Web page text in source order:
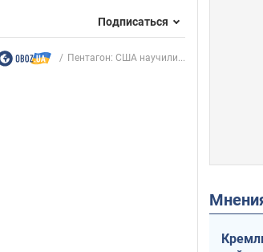
Подписаться
Пентагон: США научили...